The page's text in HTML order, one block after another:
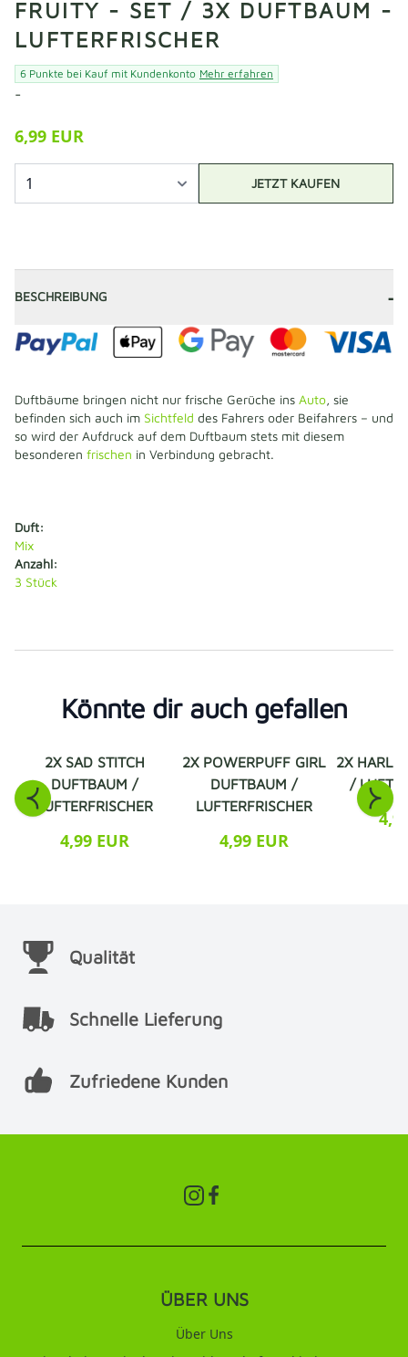
FRUITY - SET / 3X DUFTBAUM -
LUFTERFRISCHER
6 Punkte bei Kauf mit Kundenkonto Mehr erfahren
-
6,99 EUR
JETZT KAUFEN
BESCHREIBUNG -
Duftbäume bringen nicht nur frische Gerüche ins Auto, sie
befinden sich auch im Sichtfeld des Fahrers oder Beifahrers – und
so wird der Aufdruck auf dem Duftbaum stets mit diesem
besonderen frischen in Verbindung gebracht.
Duft:
Mix
Anzahl:
3 Stück
Könnte dir auch gefallen
2X SAD STITCH
DUFTBAUM /
LUFTERFRISCHER
4,99 EUR
2X POWERPUFF GIRL
DUFTBAUM /
LUFTERFRISCHER
4,99 EUR
2X
/
Qualität
Schnelle Lieferung
Zufriedene Kunden
ÜBER UNS
Über Uns